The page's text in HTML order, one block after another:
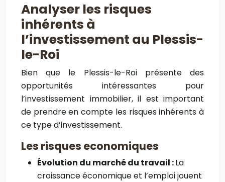
Analyser les risques
inhérents à
l’investissement au Plessis-
le-Roi
Bien que le Plessis-le-Roi présente des
opportunités intéressantes pour
l’investissement immobilier, il est important
de prendre en compte les risques inhérents à
ce type d’investissement.
Les risques economiques
Évolution du marché du travail :La
croissance économique et l’emploi jouent